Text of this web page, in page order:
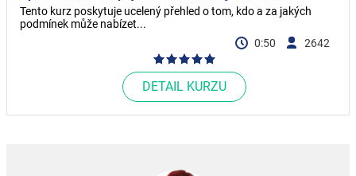
Tento kurz poskytuje ucelený přehled o tom, kdo a za jakých
podmínek může nabízet...
0:50
2642
DETAIL KURZU